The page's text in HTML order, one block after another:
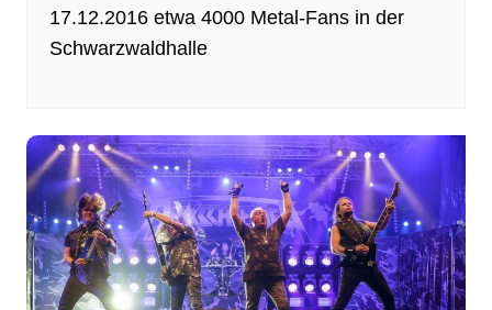
17.12.2016 etwa 4000 Metal-Fans in der
Schwarzwaldhalle